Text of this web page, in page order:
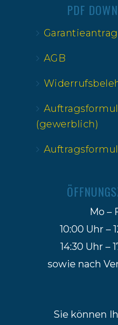
PDF
Garantieantrag
AGB
(gewerblich)
Mo –
10:00 Uhr –
14:30 Uhr –
sowie nach
Sie können